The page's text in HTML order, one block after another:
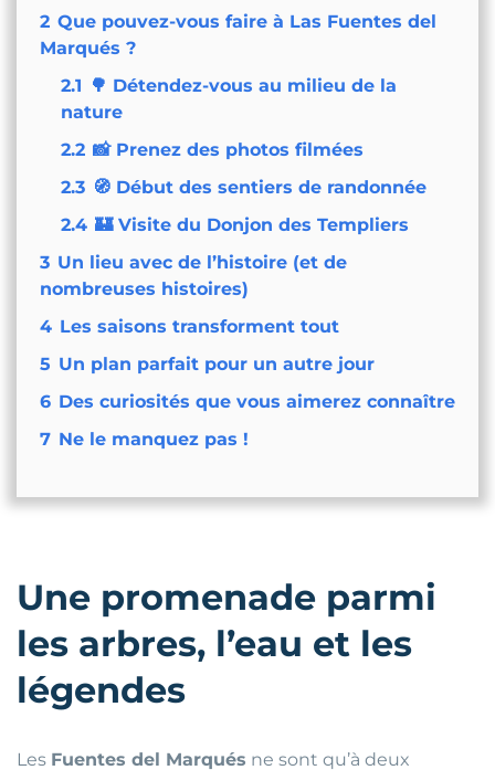
2 Que pouvez-vous faire à Las Fuentes del
Marqués ?
2.1 🌳 Détendez-vous au milieu de la
nature
2.2 📸 Prenez des photos filmées
2.3 🧭 Début des sentiers de randonnée
2.4 🏰 Visite du Donjon des Templiers
3 Un lieu avec de l’histoire (et de
nombreuses histoires)
4 Les saisons transforment tout
5 Un plan parfait pour un autre jour
6 Des curiosités que vous aimerez connaître
7 Ne le manquez pas !
Une promenade parmi
les arbres, l’eau et les
légendes
Les Fuentes del Marqués ne sont qu’à deux